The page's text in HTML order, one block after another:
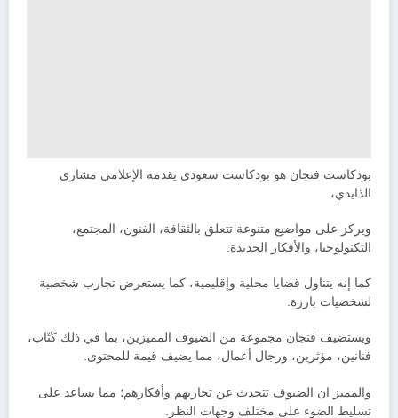
بودكاست فنجان هو بودكاست سعودي يقدمه الإعلامي مشاري
الذايدي،
ويركز على مواضيع متنوعة تتعلق بالثقافة، الفنون، المجتمع،
التكنولوجيا، والأفكار الجديدة.
كما إنه يتناول قضايا محلية وإقليمية، كما يستعرض تجارب شخصية
لشخصيات بارزة.
ويستضيف فنجان مجموعة من الضيوف المميزين، بما في ذلك كتّاب،
فنانين، مؤثرين، ورجال أعمال، مما يضيف قيمة للمحتوى.
والمميز ان الضيوف تتحدث عن تجاربهم وأفكارهم؛ مما يساعد على
تسليط الضوء على مختلف وجهات النظر.